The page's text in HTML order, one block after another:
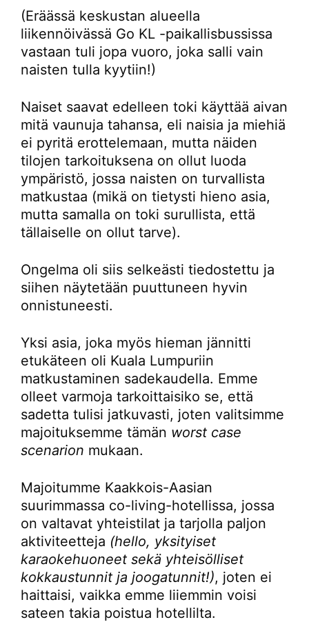
(Eräässä keskustan alueella
liikennöivässä Go KL -paikallisbussissa
vastaan tuli jopa vuoro, joka salli vain
naisten tulla kyytiin!)
Naiset saavat edelleen toki käyttää aivan
mitä vaunuja tahansa, eli naisia ja miehiä
ei pyritä erottelemaan, mutta näiden
tilojen tarkoituksena on ollut luoda
ympäristö, jossa naisten on turvallista
matkustaa (mikä on tietysti hieno asia,
mutta samalla on toki surullista, että
tällaiselle on ollut tarve).
Ongelma oli siis selkeästi tiedostettu ja
siihen näytetään puuttuneen hyvin
onnistuneesti.
Yksi asia, joka myös hieman jännitti
etukäteen oli Kuala Lumpuriin
matkustaminen sadekaudella. Emme
olleet varmoja tarkoittaisiko se, että
sadetta tulisi jatkuvasti, joten valitsimme
majoituksemme tämän worst case
scenarion mukaan.
Majoitumme Kaakkois-Aasian
suurimmassa co-living-hotellissa, jossa
on valtavat yhteistilat ja tarjolla paljon
aktiviteetteja (hello, yksityiset
karaokehuoneet sekä yhteisölliset
kokkaustunnit ja joogatunnit!), joten ei
haittaisi, vaikka emme liiemmin voisi
sateen takia poistua hotellilta.